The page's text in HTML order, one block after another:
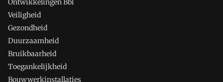
Ontwikkelingen Bbl
Veiligheid
Gezondheid
Duurzaamheid
Bruikbaarheid
Toegankelijkheid
Bouwwerkinstallaties